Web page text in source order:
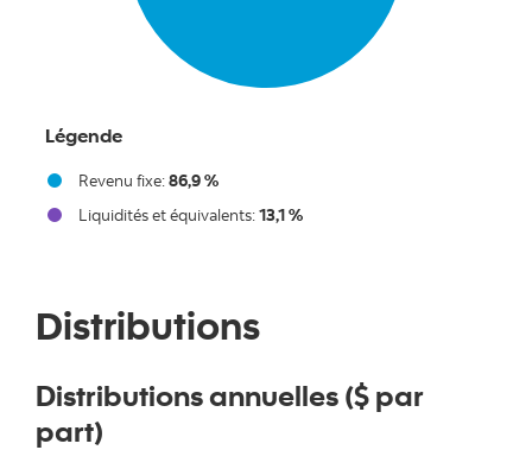
Revenu fixe:86,9 %
Liquidités et équivalents:13,1 %
Légende
Distributions
Distributions annuelles ($ par
part)